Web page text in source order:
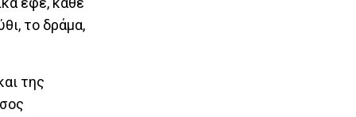
το δράμα,
της